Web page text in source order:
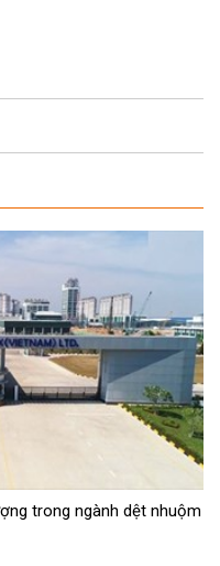
trong ngành dệt nhuộm